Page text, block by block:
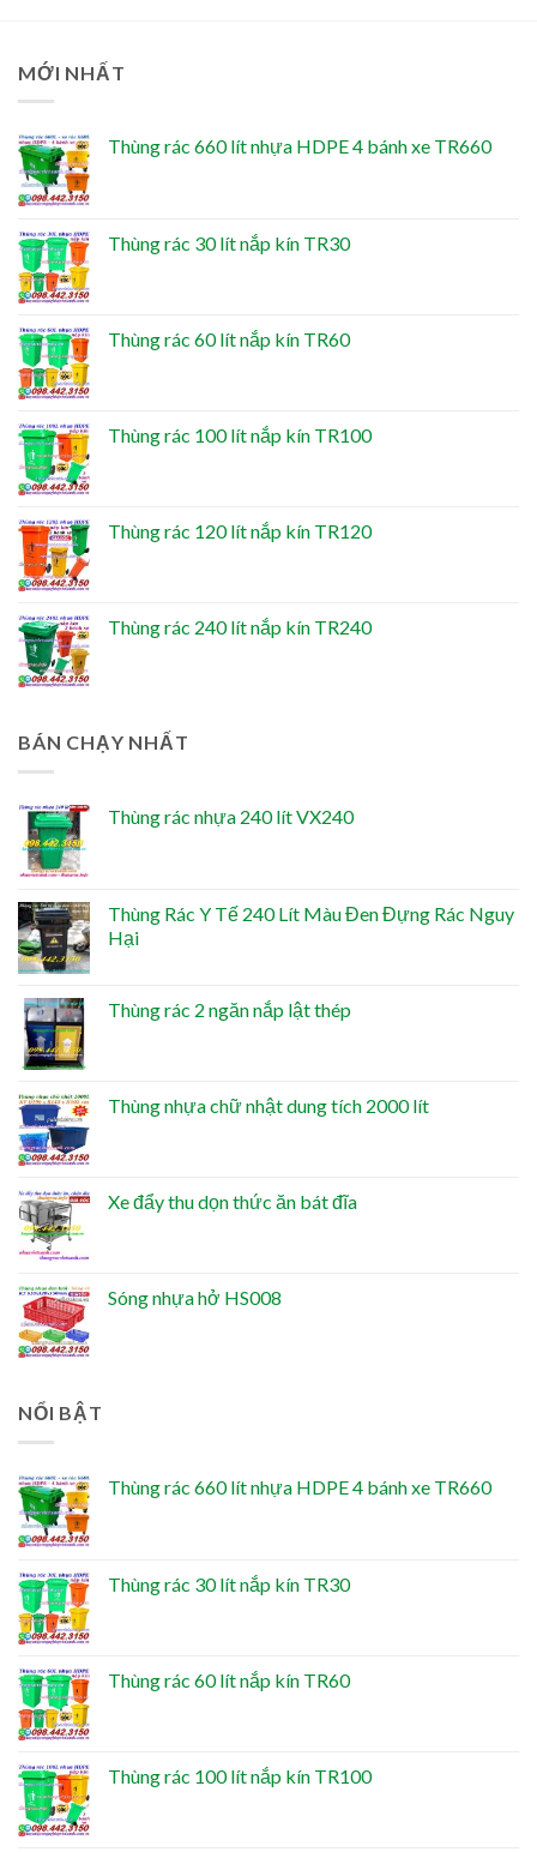
MỚI NHẤT
Thùng rác 660 lít nhựa HDPE 4 bánh xe TR660
Thùng rác 30 lít nắp kín TR30
Thùng rác 60 lít nắp kín TR60
Thùng rác 100 lít nắp kín TR100
Thùng rác 120 lít nắp kín TR120
Thùng rác 240 lít nắp kín TR240
BÁN CHẠY NHẤT
Thùng rác nhựa 240 lít VX240
Thùng Rác Y Tế 240 Lít Màu Đen Đựng Rác Nguy
Hại
Thùng rác 2 ngăn nắp lật thép
Thùng nhựa chữ nhật dung tích 2000 lít
Xe đẩy thu dọn thức ăn bát đĩa
Sóng nhựa hở HS008
NỔI BẬT
Thùng rác 660 lít nhựa HDPE 4 bánh xe TR660
Thùng rác 30 lít nắp kín TR30
Thùng rác 60 lít nắp kín TR60
Thùng rác 100 lít nắp kín TR100